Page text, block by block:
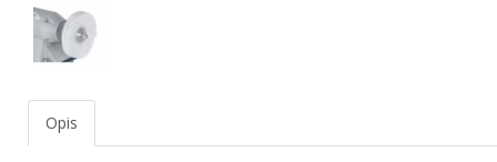
EWM
aparati
zavarivanje
Prenosni
Opis